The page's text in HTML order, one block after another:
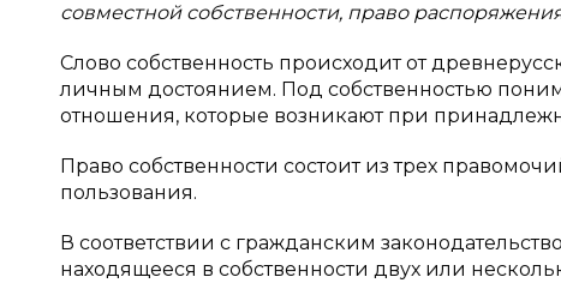
совместной собственности, право
Слово собственность происходит от
личным достоянием. Под собственностью
отношения, которые возникают при
Право собственности состоит из трех
пользования.
В соответствии с гражданским
находящееся в собственности двух или